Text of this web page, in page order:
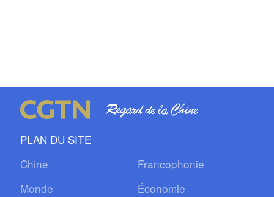
PLAN DU SITE
Chine
Francophonie
Monde
Économie